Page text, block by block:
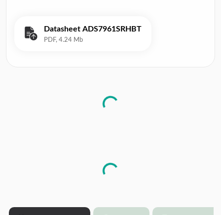
Datasheet ADS7961SRHBT